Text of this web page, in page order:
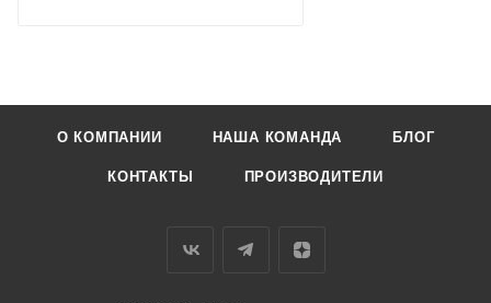
О КОМПАНИИ НАША КОМАНДА БЛОГ
КОНТАКТЫ ПРОИЗВОДИТЕЛИ